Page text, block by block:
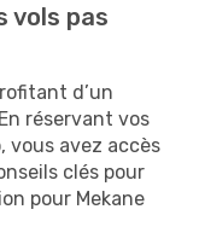
vols pas
d’un
réservant vos
vous avez accès
clés pour
pour Mekane